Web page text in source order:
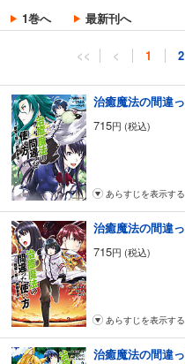
1巻へ 最新刊へ
<< < 1 2
715円 (税込)
あらすじを表示する
715円 (税込)
あらすじを表示する